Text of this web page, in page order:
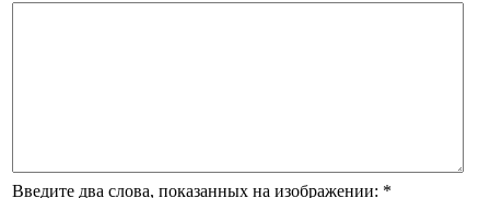
Введите два слова, показанных на изображении: *